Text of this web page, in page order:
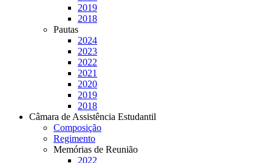
2019
2018
Pautas
2024
2023
2022
2021
2020
2019
2018
Câmara de Assistência Estudantil
Composição
Regimento
Memórias de Reunião
2022